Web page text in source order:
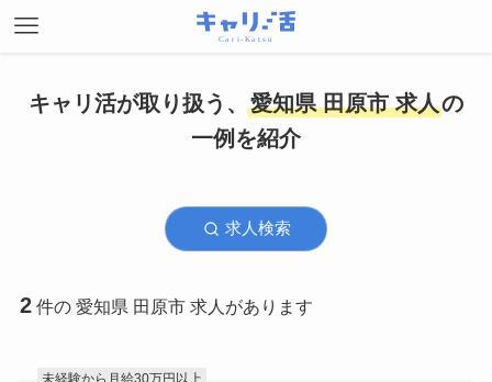
キャリ活が取り扱う、 愛知県 田原市 求人の
一例を紹介
求人検索
2 件の 愛知県 田原市 求人があります
未経験から月給30万円以上